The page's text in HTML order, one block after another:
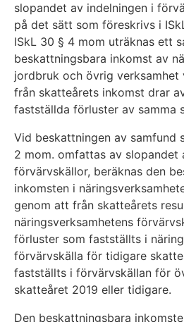
slopandet av indelningen i
på det sätt som föreskrivs i
ISkL 30 § 4 mom uträknas ett
beskattningsbara inkomst av
jordbruk och övrig
från skatteårets inkomst drar
fastställda förluster av samma
Vid beskattningen av samfund
2 mom. omfattas av slopandet
förvärvskällor, beräknas den
inkomsten i
genom att från skatteårets
näringsverksamhetens
förluster som fastställts i
förvärvskälla för tidigare
fastställts i förvärvskällan för
skatteåret 2019 eller tidigare.
Den beskattningsbara